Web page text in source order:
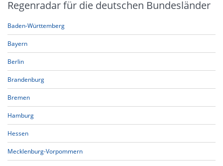
Regenradar für die deutschen Bundesländer
Baden-Württemberg
Bayern
Berlin
Brandenburg
Bremen
Hamburg
Hessen
Mecklenburg-Vorpommern